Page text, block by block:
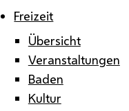
Freizeit
Übersicht
Veranstaltungen
Baden
Kultur